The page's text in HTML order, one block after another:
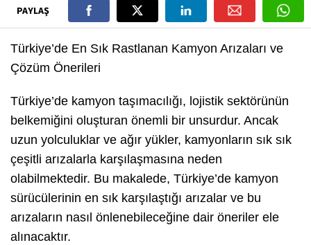
PAYLAŞ
Türkiye’de En Sık Rastlanan Kamyon Arızaları ve
Çözüm Önerileri
Türkiye’de kamyon taşımacılığı, lojistik sektörünün
belkemiğini oluşturan önemli bir unsurdur. Ancak
uzun yolculuklar ve ağır yükler, kamyonların sık sık
çeşitli arızalarla karşılaşmasına neden
olabilmektedir. Bu makalede, Türkiye’de kamyon
sürücülerinin en sık karşılaştığı arızalar ve bu
arızaların nasıl önlenebileceğine dair öneriler ele
alınacaktır.